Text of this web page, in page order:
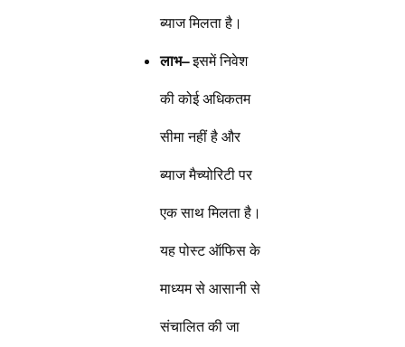
ब्याज मिलता है।
लाभ–इसमें निवेश
की कोई अधिकतम
सीमा नहीं है और
ब्याज मैच्योरिटी पर
एक साथ मिलता है।
यह पोस्ट ऑफिस के
माध्यम से आसानी से
संचालित की जा